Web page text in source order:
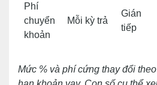
Phí
chuyển
khoản
Mỗi kỳ trả
Gián
tiếp
Mức % và phí cứng thay đổi